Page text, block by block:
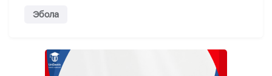
Эбола